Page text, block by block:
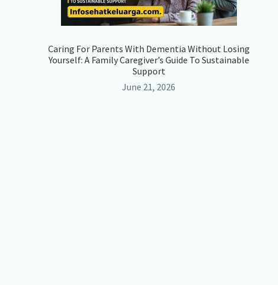
Caring For Parents With Dementia Without Losing
Yourself: A Family Caregiver’s Guide To Sustainable
Support
June 21, 2026